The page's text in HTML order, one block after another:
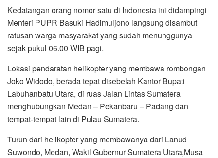
Kedatangan orang nomor satu di Indonesia ini didampingi
Menteri PUPR Basuki Hadimuljono langsung disambut
ratusan warga masyarakat yang sudah menunggunya
sejak pukul 06.00 WIB pagi.
Lokasi pendaratan helikopter yang membawa rombongan
Joko Widodo, berada tepat disebelah Kantor Bupati
Labuhanbatu Utara, di ruas Jalan Lintas Sumatera
menghubungkan Medan – Pekanbaru – Padang dan
tempat-tempat lain di Pulau Sumatera.
Turun dari helikopter yang membawanya dari Lanud
Suwondo, Medan, Wakil Gubernur Sumatera Utara,Musa